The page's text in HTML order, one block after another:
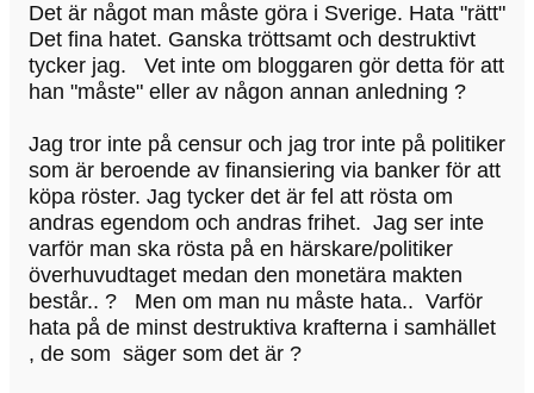
Det är något man måste göra i Sverige. Hata "rätt"
Det fina hatet. Ganska tröttsamt och destruktivt
tycker jag. Vet inte om bloggaren gör detta för att
han "måste" eller av någon annan anledning ?
Jag tror inte på censur och jag tror inte på politiker
som är beroende av finansiering via banker för att
köpa röster. Jag tycker det är fel att rösta om
andras egendom och andras frihet. Jag ser inte
varför man ska rösta på en härskare/politiker
överhuvudtaget medan den monetära makten
består.. ? Men om man nu måste hata.. Varför
hata på de minst destruktiva krafterna i samhället
, de som säger som det är ?